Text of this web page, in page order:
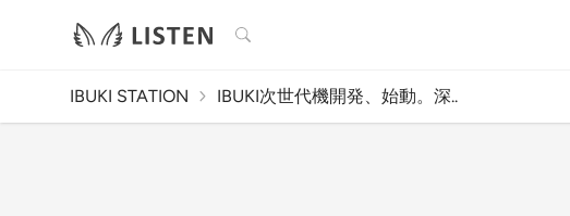
検索
IBUKI STATION IBUKI次世代機開発、始動。深..